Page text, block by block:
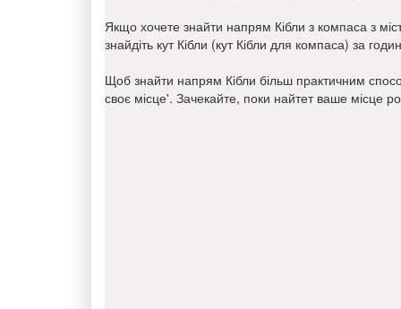
Якщо хочете знайти напрям Кібли з компаса з
знайдіть кут Кібли (кут Кібли для компаса) за
Щоб знайти напрям Кібли більш практичним
своє місце'. Зачекайте, поки найтет ваше місце